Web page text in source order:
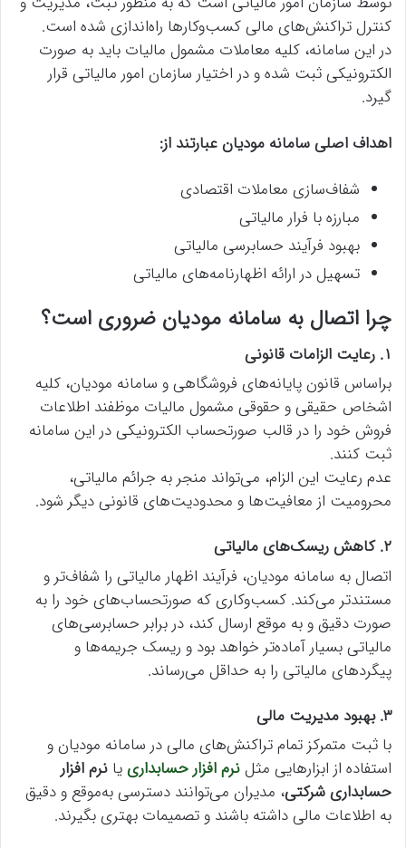
کنترل تراکنش‌های مالی کسب‌وکارها راه‌اندازی شده است.
در این سامانه، کلیه معاملات مشمول مالیات باید به صورت
الکترونیکی ثبت شده و در اختیار سازمان امور مالیاتی قرار
گیرد.
اهداف اصلی سامانه مودیان عبارتند از:
شفاف‌سازی معاملات اقتصادی
مبارزه با فرار مالیاتی
بهبود فرآیند حسابرسی مالیاتی
تسهیل در ارائه اظهارنامه‌های مالیاتی
چرا اتصال به سامانه مودیان ضروری است؟
۱. رعایت الزامات قانونی
براساس قانون پایانه‌های فروشگاهی و سامانه مودیان، کلیه
اشخاص حقیقی و حقوقی مشمول مالیات موظفند اطلاعات
فروش خود را در قالب صورتحساب الکترونیکی در این سامانه
ثبت کنند.
عدم رعایت این الزام، می‌تواند منجر به جرائم مالیاتی،
محرومیت از معافیت‌ها و محدودیت‌های قانونی دیگر شود.
۲. کاهش ریسک‌های مالیاتی
اتصال به سامانه مودیان، فرآیند اظهار مالیاتی را شفاف‌تر و
مستندتر می‌کند. کسب‌وکاری که صورتحساب‌های خود را به
صورت دقیق و به موقع ارسال کند، در برابر حسابرسی‌های
مالیاتی بسیار آماده‌تر خواهد بود و ریسک جریمه‌ها و
پیگردهای مالیاتی را به حداقل می‌رساند.
۳. بهبود مدیریت مالی
با ثبت متمرکز تمام تراکنش‌های مالی در سامانه مودیان و
استفاده از ابزارهایی مثلنرم افزار حسابدارییا نرم افزار
حسابداری شرکتی، مدیران می‌توانند دسترسی به‌موقع و دقیق
به اطلاعات مالی داشته باشند و تصمیمات بهتری بگیرند.